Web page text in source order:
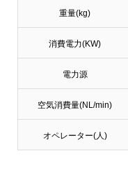
重量(kg)
消費電力(KW)
電力源
空気消費量(NL/min)
オペレーター(人)